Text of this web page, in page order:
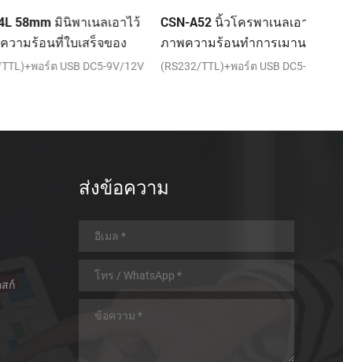
มินิพาเนลเอาไว้
ที่ใบเสร็จของ
ต USB DC5-9V/12V
CSN-A52 นิ้วโครพาเนลเอาไว้จับ
ภาพความร้อนทำการเมานท์ใบ
เสร็จของเครื่องพิมพ์
(RS232/TTL)+พอร์ต USB DC5-9V/12V
ก์
ส่งข้อความ